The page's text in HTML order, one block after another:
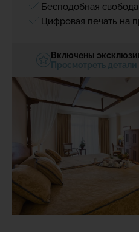
Бесподобная
Цифровая печать на
Включены
Просмотреть детали